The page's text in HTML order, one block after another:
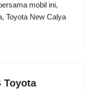
mobil ini,
Toyota New Calya
Toyota